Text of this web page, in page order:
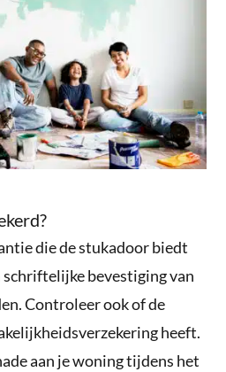
die de stukadoor biedt
schriftelijke bevestiging van
Controleer ook of de
heeft.
aan je woning tijdens het